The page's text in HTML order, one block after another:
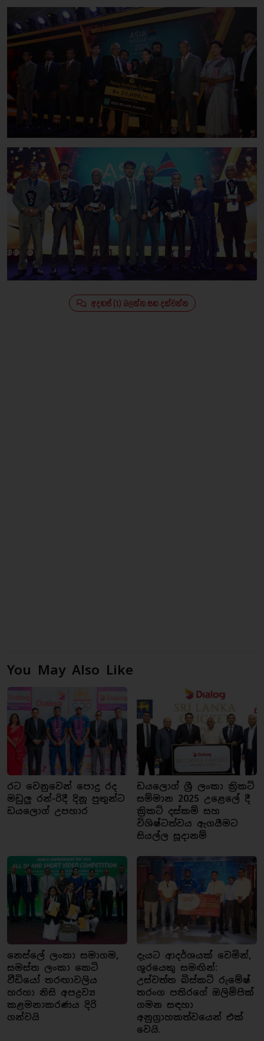
අදහස් (1) බලන්න සහ දක්වන්න
You May Also Like
රට වෙනුවෙන් පොදු රද
මඩුලු රන්-රිදී දිනූ පුතුන්ට
ඩයලොග් උපහාර
ඩයලොග් ශ්‍රී ලංකා ක්‍රිකට්
සම්මාන 2025 උළෙලේ දී
ක්‍රිකට් දස්කම් සහ
විශිෂ්ටත්වය ඇගයීමට
සියල්ල සූදානම්
නෙස්ලේ ලංකා සමාගම,
සමස්ත ලංකා කෙටි
වීඩියෝ තරඟාවලිය
හරහා නිසි අපද්‍රව්‍ය
කළමනාකරණය දිරි
ගන්වයි
දැයට ආදර්ශයක් වෙමින්,
ශූරයෙකු සමඟින්:
උස්වත්ත බිස්කට් රුමේෂ්
තරංග පතිරගේ ඔලිම්පික්
ගමන සඳහා
අනුග්‍රාහකත්වයෙන් එක්
වෙයි.